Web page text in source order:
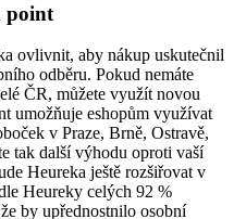
point
ovlivnit, aby nákup uskutečnil
odběru. Pokud nemáte
ČR, můžete využít novou
umožňuje eshopům využívat
v Praze, Brně, Ostravě,
tak další výhodu oproti vaší
Heureka ještě rozšiřovat v
Heureky celých 92 %
by upřednostnilo osobní